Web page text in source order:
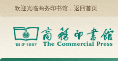
欢迎光临商务印书馆， 返回首页